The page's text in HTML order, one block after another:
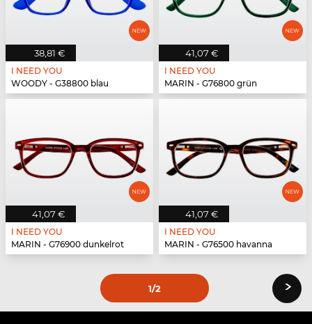
38,81 €
I NEED YOU
WOODY - G38800 blau
41,07 €
I NEED YOU
MARIN - G76800 grün
41,07 €
I NEED YOU
MARIN - G76900 dunkelrot
41,07 €
I NEED YOU
MARIN - G76500 havanna
1/2 ›